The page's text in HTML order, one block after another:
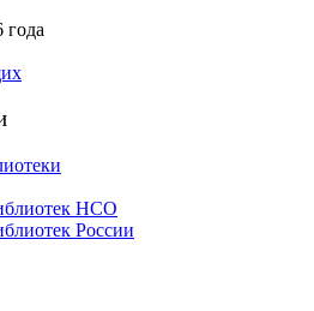
года
НСО
России